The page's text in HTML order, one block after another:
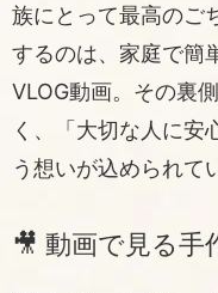
族にとって最高のご
するのは、家庭で簡
VLOG動画。その裏
く、「大切な人に安
う想いが込められて
🎥 動画で見る手